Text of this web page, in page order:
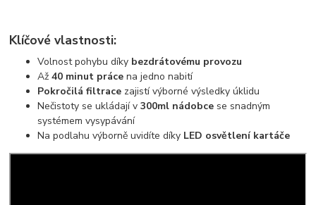
Klíčové vlastnosti:
Volnost pohybu díky bezdrátovému provozu
Až40 minut práce na jedno nabití
Pokročilá filtrace zajistí výborné výsledky úklidu
Nečistoty se ukládají v300ml nádobce se snadným
systémem vysypávání
Na podlahu výborně uvidíte díky LED osvětlení kartáče